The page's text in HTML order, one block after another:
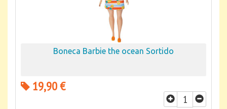
Boneca Barbie the ocean Sortido
19,90 €